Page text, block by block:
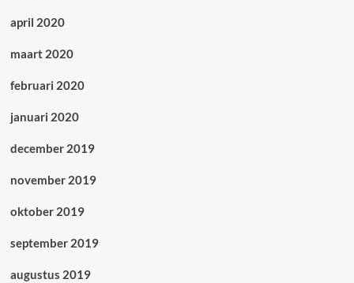
april 2020
maart 2020
februari 2020
januari 2020
december 2019
november 2019
oktober 2019
september 2019
augustus 2019